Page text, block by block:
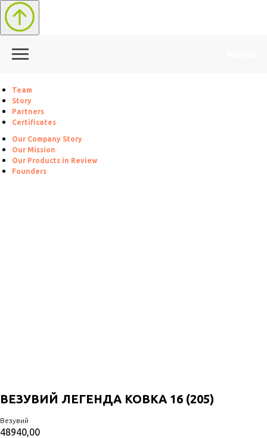
Team
Story
Partners
Certificates
Our Company Story
Our Mission
Our Products in Review
Founders
ВЕЗУВИЙ ЛЕГЕНДА КОВКА 16 (205)
Везувий
48940,00